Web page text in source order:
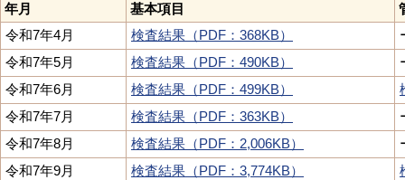
年月
基本項目
令和7年4月
検査結果（PDF：368KB）
令和7年5月
検査結果（PDF：490KB）
令和7年6月
検査結果（PDF：499KB）
令和7年7月
検査結果（PDF：363KB）
令和7年8月
検査結果（PDF：2,006KB）
令和7年9月
検査結果（PDF：3,774KB）